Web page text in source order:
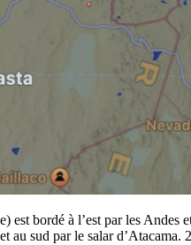
est bordé à l’est par les Andes
au sud par le salar d’Atacama.